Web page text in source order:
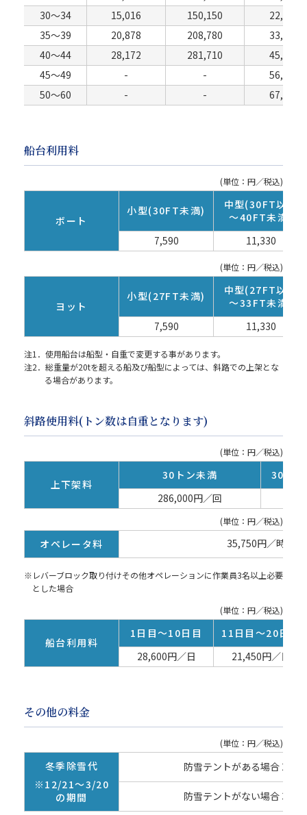
30～34
15,016 150,150
22,660
35～39
20,878 208,780
33,770
40～44
28,172 281,710
45,100
45～49
- -
56,430
50～60
- - 67,650
船台利用料
(単位：円／税込)
ボート
小型(30FT未満)
中型(30FT以上
～40FT未満)
7,590
11,330
(単位：円／税込)
ヨット
小型(27FT未満)
中型(27FT以上
～33FT未満)
7,590
11,330
注1．使用船台は船型・自重で変更する事があります。
注2．総重量が20tを超える船及び船型によっては、斜路での上架とな
る場合があります。
斜路使用料(トン数は自重となります)
(単位：円／税込)
上下架料
30トン未満
30ト
286,000円／回
(単位：円／税込)
オペレータ料 35,750円／時間
※レバーブロック取り付けその他オペレーションに作業員3名以上必要
とした場合
(単位：円／税込)
船台利用料
1日目～10日目
11日目～20日目
28,600円／日
21,450円／日
その他の料金
(単位：円／税込)
冬季除雪代
※12/21～3/20
の期間
防雪テントがある場合
防雪テントがない場合